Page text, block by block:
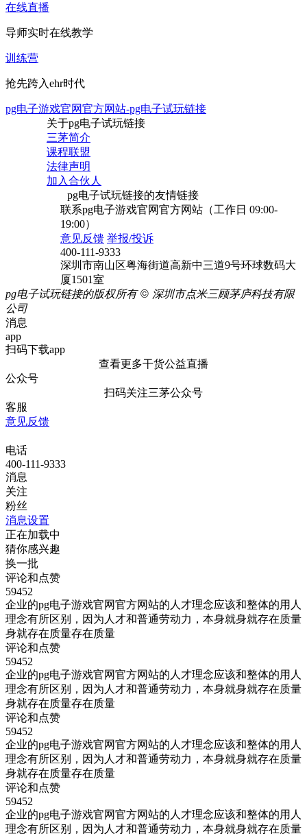
在线直播
导师实时在线教学
训练营
抢先跨入ehr时代
pg电子游戏官网官方网站-pg电子试玩链接
关于pg电子试玩链接
三茅简介
课程联盟
法律声明
加入合伙人
pg电子试玩链接的友情链接
联系pg电子游戏官网官方网站（工作日 09:00-
19:00）
意见反馈 举报/投诉
400-111-9333
深圳市南山区粤海街道高新中三道9号环球数码大
厦1501室
pg电子试玩链接的版权所有 © 深圳市点米三顾茅庐科技有限
公司
消息
app
扫码下载app
查看更多干货公益直播
公众号
扫码关注三茅公众号
客服
意见反馈
电话
400-111-9333
消息
关注
粉丝
消息设置
正在加载中
猜你感兴趣
换一批
评论和点赞
59452
企业的pg电子游戏官网官方网站的人才理念应该和整体的用人
理念有所区别，因为人才和普通劳动力，本身就身就存在质量
身就存在质量存在质量
评论和点赞
59452
企业的pg电子游戏官网官方网站的人才理念应该和整体的用人
理念有所区别，因为人才和普通劳动力，本身就身就存在质量
身就存在质量存在质量
评论和点赞
59452
企业的pg电子游戏官网官方网站的人才理念应该和整体的用人
理念有所区别，因为人才和普通劳动力，本身就身就存在质量
身就存在质量存在质量
评论和点赞
59452
企业的pg电子游戏官网官方网站的人才理念应该和整体的用人
理念有所区别，因为人才和普通劳动力，本身就身就存在质量